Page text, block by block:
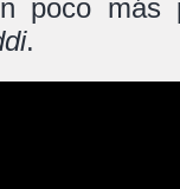
poco
.